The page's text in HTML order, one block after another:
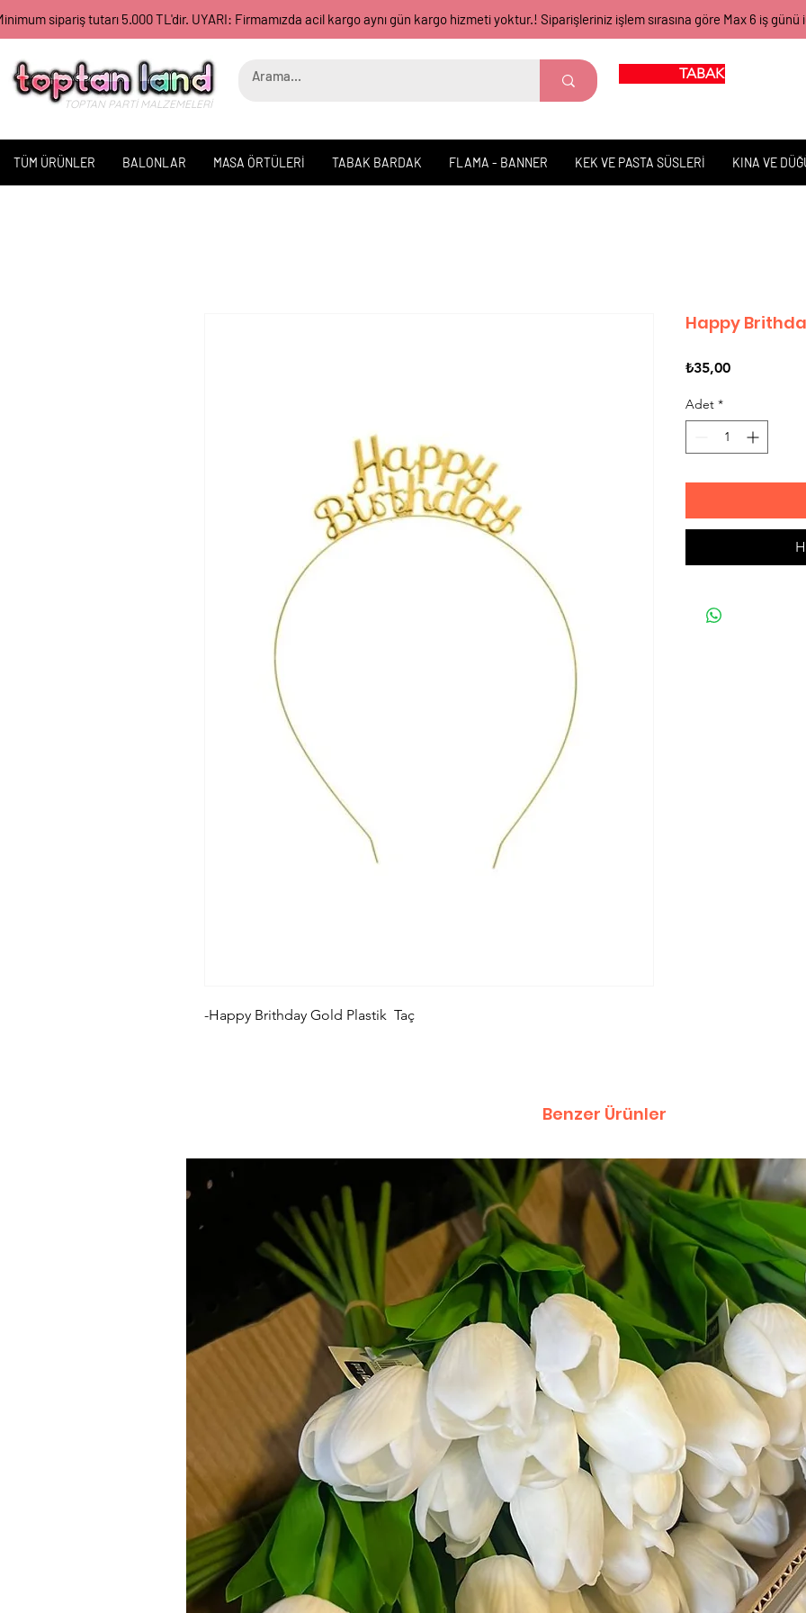
sipariş tutarı 5.000 TL'dir. UYARI: Firmamızda acil kargo aynı gün kargo hizmeti yoktur.! Siparişleriniz işlem sırasına göre Max 6 iş
TOPTAN PARTİ MALZEMELERİ
TABAK BARDAK
TÜM ÜRÜNLER BALONLAR MASA ÖRTÜLERİ TABAK BARDAK FLAMA - BANNER KEK VE PASTA SÜSLERİ KINA VE
-Happy Brithday Gold Plastik Taç
Happy
₺35,00Fiyat
Adet *
Benzer Ürünler